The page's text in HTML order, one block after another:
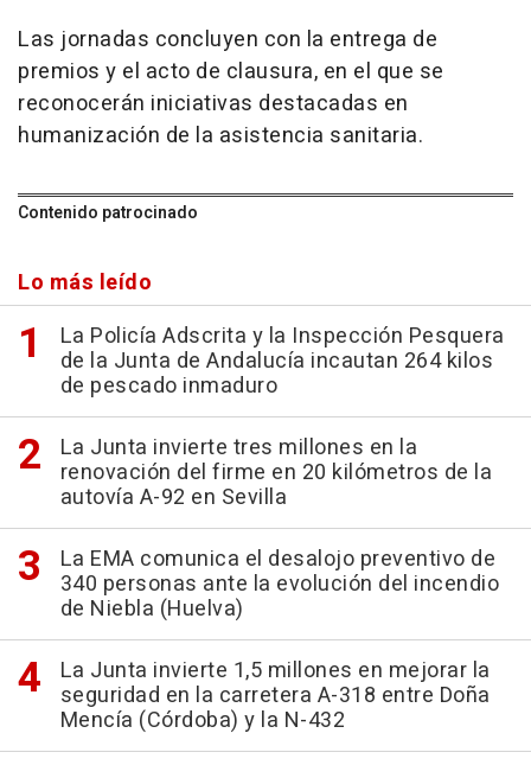
Las jornadas concluyen con la entrega de
premios y el acto de clausura, en el que se
reconocerán iniciativas destacadas en
humanización de la asistencia sanitaria.
Contenido patrocinado
Lo más leído
La Policía Adscrita y la Inspección Pesquera
de la Junta de Andalucía incautan 264 kilos
de pescado inmaduro
La Junta invierte tres millones en la
renovación del firme en 20 kilómetros de la
autovía A-92 en Sevilla
La EMA comunica el desalojo preventivo de
340 personas ante la evolución del incendio
de Niebla (Huelva)
La Junta invierte 1,5 millones en mejorar la
seguridad en la carretera A-318 entre Doña
Mencía (Córdoba) y la N-432